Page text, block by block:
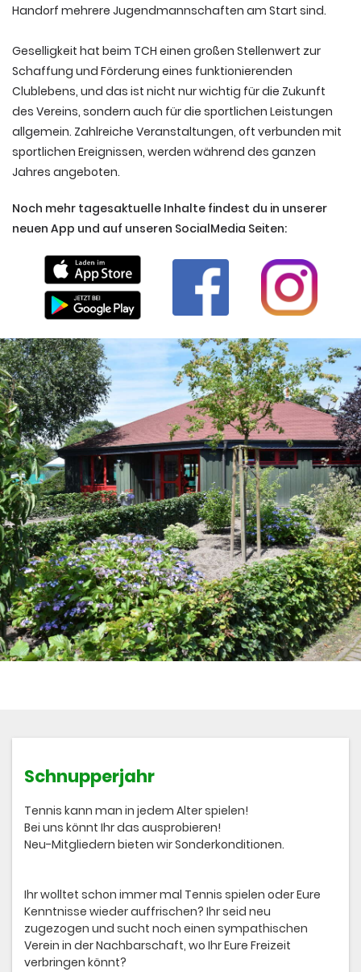
Handorf mehrere Jugendmannschaften am Start sind.
Geselligkeit hat beim TCH einen großen Stellenwert zur
Schaffung und Förderung eines funktionierenden
Clublebens, und das ist nicht nur wichtig für die Zukunft
des Vereins, sondern auch für die sportlichen Leistungen
allgemein. Zahlreiche Veranstaltungen, oft verbunden mit
sportlichen Ereignissen, werden während des ganzen
Jahres angeboten.
Noch mehr tagesaktuelle Inhalte findest du in unserer
neuen App und auf unseren SocialMedia Seiten:
Schnupperjahr
Tennis kann man in jedem Alter spielen!
Bei uns könnt Ihr das ausprobieren!
Neu-Mitgliedern bieten wir Sonderkonditionen.
Ihr wolltet schon immer mal Tennis spielen oder Eure
Kenntnisse wieder auffrischen? Ihr seid neu
zugezogen und sucht noch einen sympathischen
Verein in der Nachbarschaft, wo Ihr Eure Freizeit
verbringen könnt?